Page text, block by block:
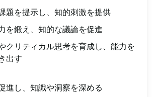
題を提示し、知的刺激を提供
を鍛え、知的な議論を促進
クリティカル思考を育成し、能力を
出す
進し、知識や洞察を深める